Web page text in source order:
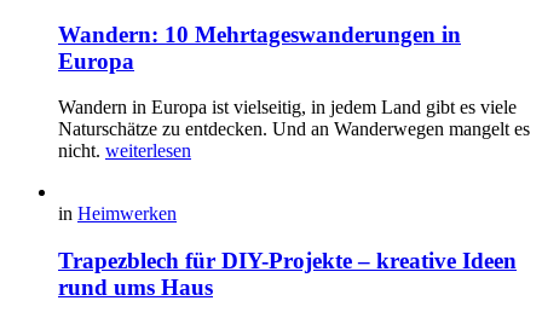
Wandern: 10 Mehrtageswanderungen in
Europa
Wandern in Europa ist vielseitig, in jedem Land gibt es viele
Naturschätze zu entdecken. Und an Wanderwegen mangelt es
nicht. weiterlesen
in Heimwerken
Trapezblech für DIY-Projekte – kreative Ideen
rund ums Haus